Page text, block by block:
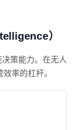
）
策能力。在无人
率的杠杆。